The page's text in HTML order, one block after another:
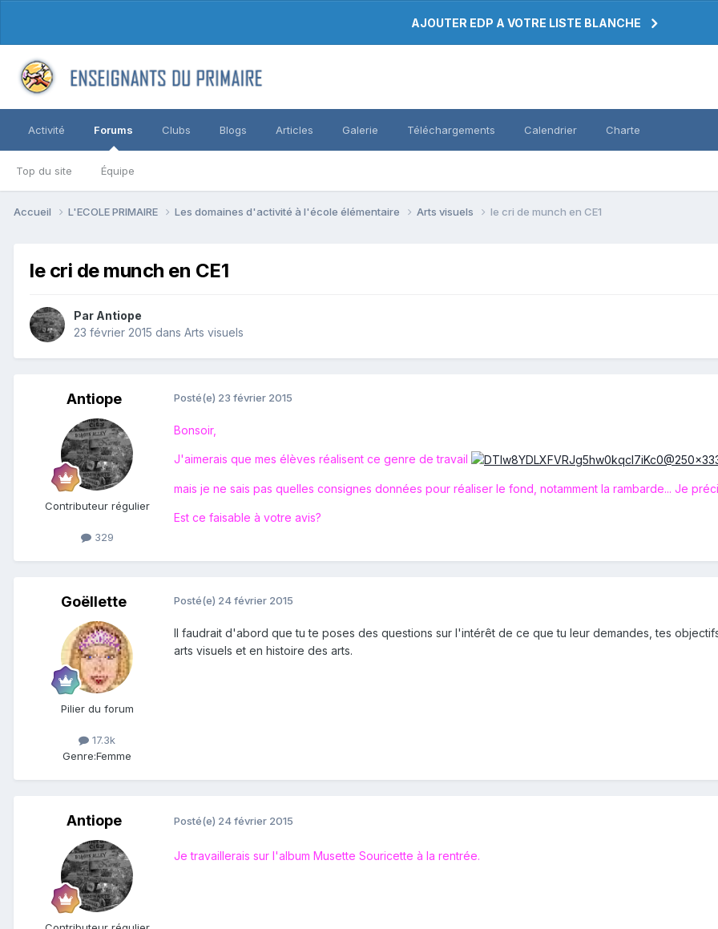
AJOUTER EDP A VOTRE LISTE BLANCHE
Activité Forums
Top du site Équipe
Clubs Blogs Articles Galerie Téléchargements Calendrier Charte
Accueil L'ECOLE PRIMAIRE Les domaines d'activité à l'école élémentaire Arts visuels le cri de munch en CE1
le cri de munch en CE1
Par Antiope
23 février 2015 dans Arts visuels
Antiope
Contributeur régulier
329
Posté(e) 23 février 2015
Bonsoir,
J'aimerais que mes élèves réalisent ce genre de travail
mais je ne sais pas quelles consignes données pour réaliser le fond, notamment la rambarde... Je
Est ce faisable à votre avis?
Goëllette
Pilier du forum
17.3k
Genre:Femme
Posté(e) 24 février 2015
Il faudrait d'abord que tu te poses des questions sur l'intérêt de ce que tu leur demandes, tes
arts visuels et en histoire des arts.
Antiope Posté(e) 24 février 2015
Je travaillerais sur l'album Musette Souricette à la rentrée.